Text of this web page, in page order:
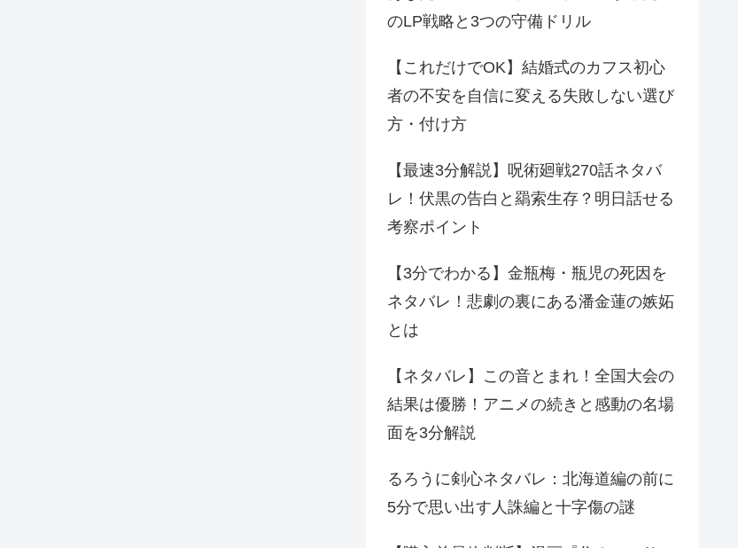
のLP戦略と3つの守備ドリル
【これだけでOK】結婚式のカフス初心
者の不安を自信に変える失敗しない選び
方・付け方
【最速3分解説】呪術廻戦270話ネタバ
レ！伏黒の告白と羂索生存？明日話せる
考察ポイント
【3分でわかる】金瓶梅・瓶児の死因を
ネタバレ！悲劇の裏にある潘金蓮の嫉妬
とは
【ネタバレ】この音とまれ！全国大会の
結果は優勝！アニメの続きと感動の名場
面を3分解説
るろうに剣心ネタバレ：北海道編の前に
5分で思い出す人誅編と十字傷の謎